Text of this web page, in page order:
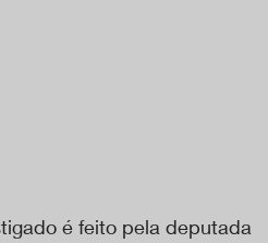
é feito pela deputada